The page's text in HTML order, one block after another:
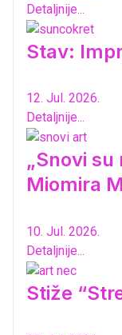
Detaljnije...
Stav:
12. Jul. 2026.
Detaljnije...
„Snovi
Miomira
10. Jul. 2026.
Detaljnije...
Stiže